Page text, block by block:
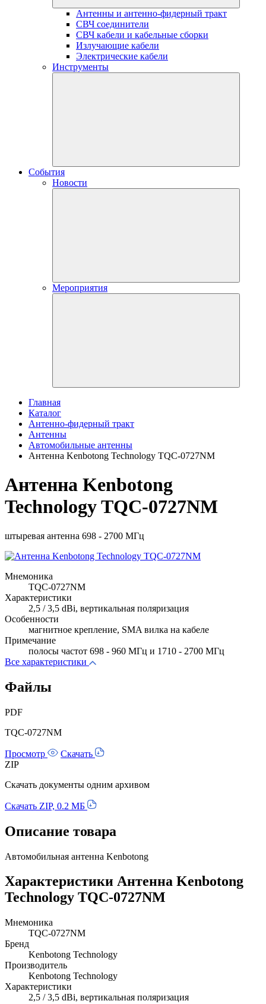
Антенны и антенно-фидерный тракт
СВЧ соединители
СВЧ кабели и кабельные сборки
Излучающие кабели
Электрические кабели
Инструменты
События
Новости
Мероприятия
Главная
Каталог
Антенно-фидерный тракт
Антенны
Автомобильные антенны
Антенна Kenbotong Technology TQC-0727NM
Антенна Kenbotong
Technology TQC-0727NM
штыревая антенна 698 - 2700 МГц
Мнемоника
TQC-0727NM
Характеристики
2,5 / 3,5 dBi, вертикальная поляризация
Особенности
магнитное крепление, SMA вилка на кабеле
Примечание
полосы частот 698 - 960 МГц и 1710 - 2700 МГц
Все характеристики
Файлы
PDF
TQC-0727NM
Просмотр
Скачать
ZIP
Скачать документы одним архивом
Скачать ZIP, 0.2 МБ
Описание товара
Автомобильная антенна Kenbotong
Характеристики Антенна Kenbotong
Technology TQC-0727NM
Мнемоника
TQC-0727NM
Бренд
Kenbotong Technology
Производитель
Kenbotong Technology
Характеристики
2,5 / 3,5 dBi, вертикальная поляризация